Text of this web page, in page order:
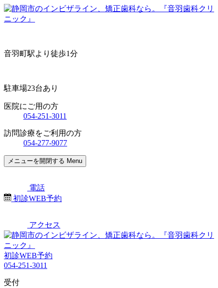
音羽町駅より徒歩1分
駐車場23台あり
医院にご用の方
054-251-3011
訪問診療をご利用の方
054-277-9077
メニューを開閉する Menu
電話
初診WEB予約
アクセス
初診WEB予約
054-251-3011
受付